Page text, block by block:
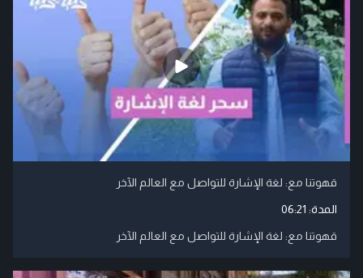
قهوتنا مع: لغة الإشارة للتواصل مع العالم الآخر
المدة: 06:21
قهوتنا مع: لغة الإشارة للتواصل مع العالم الآخر